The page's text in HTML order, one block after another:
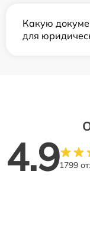
Какую
для
4.91799